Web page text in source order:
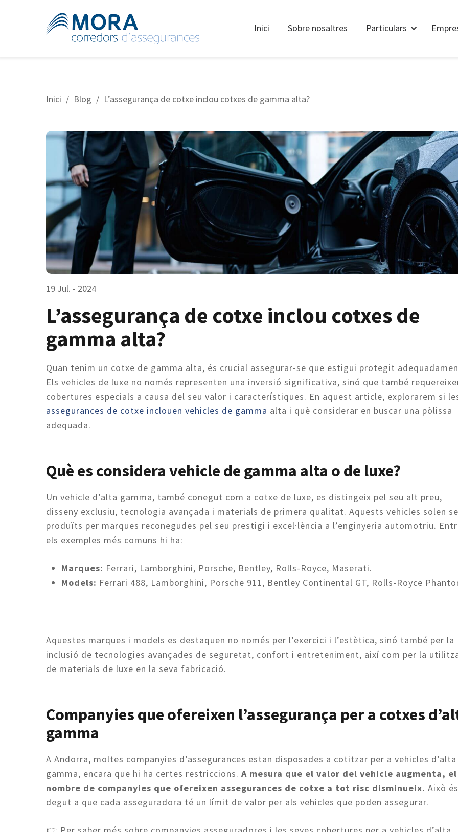
Inici Sobre nosaltres Particulars
Inici / Blog / L’assegurança de cotxe inclou cotxes de gamma alta?
19 Jul. - 2024
L’assegurança de cotxe inclou cotxes de
gamma alta?
Quan tenim un cotxe de gamma alta, és crucial assegurar-se que estigui protegit
Els vehicles de luxe no només representen una inversió significativa, sinó que també
cobertures especials a causa del seu valor i característiques. En aquest article, explorarem si
assegurances de cotxe inclouen vehicles de gamma alta i què considerar en buscar una pòlissa
adequada.
Què es considera vehicle de gamma alta o de luxe?
Un vehicle d’alta gamma, també conegut com a cotxe de luxe, es distingeix pel seu alt preu,
disseny exclusiu, tecnologia avançada i materials de primera qualitat. Aquests vehicles solen
produïts per marques reconegudes pel seu prestigi i excel·lència a l’enginyeria automotriu.
els exemples més comuns hi ha:
Marques: Ferrari, Lamborghini, Porsche, Bentley, Rolls-Royce, Maserati.
Models: Ferrari 488, Lamborghini, Porsche 911, Bentley Continental GT, Rolls-Royce
Aquestes marques i models es destaquen no només per l’exercici i l’estètica, sinó també per la
inclusió de tecnologies avançades de seguretat, confort i entreteniment, així com per la
de materials de luxe en la seva fabricació.
Companyies que ofereixen l’assegurança per a cotxes
gamma
A Andorra, moltes companyies d’assegurances estan disposades a cotitzar per a vehicles d’alta
gamma, encara que hi ha certes restriccions. A mesura que el valor del vehicle augmenta, el
nombre de companyies que ofereixen assegurances de cotxe a tot risc disminueix. Això és
degut a que cada asseguradora té un límit de valor per als vehicles que poden assegurar.